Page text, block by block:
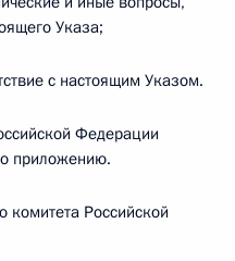
Указа;
с настоящим Указом.
Федерации
приложению.
комитета Российской